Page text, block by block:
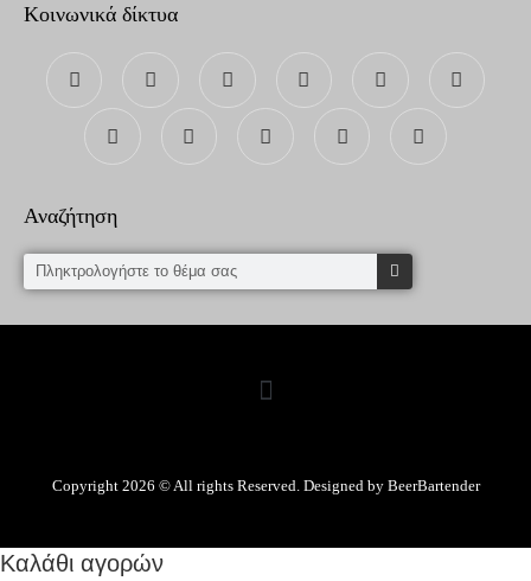
Κοινωνικά δίκτυα
Αναζήτηση
Copyright 2026 © All rights Reserved. Designed by BeerBartender
Καλάθι αγορών